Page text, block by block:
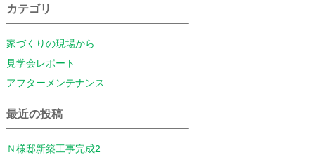
カテゴリ
家づくりの現場から
見学会レポート
アフターメンテナンス
最近の投稿
Ｎ様邸新築工事完成2